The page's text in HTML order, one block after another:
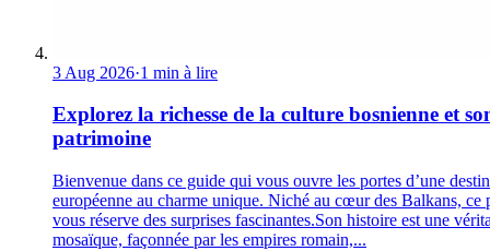
3 Aug 2026·1 min à lire
Explorez la richesse de la culture bosnienne et
patrimoine
Bienvenue dans ce guide qui vous ouvre les portes d’une
européenne au charme unique. Niché au cœur des Balkans, ce
vous réserve des surprises fascinantes.Son histoire est une
mosaïque, façonnée par les empires romain,...